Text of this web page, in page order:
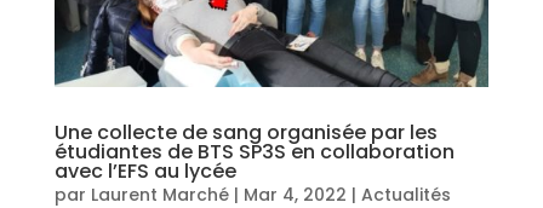
Une collecte de sang organisée par les
étudiantes de BTS SP3S en collaboration
avec l’EFS au lycée
par Laurent Marché| Mar 4, 2022 | Actualités